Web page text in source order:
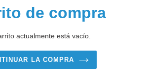
de compra
actualmente está vacío.
LA COMPRA